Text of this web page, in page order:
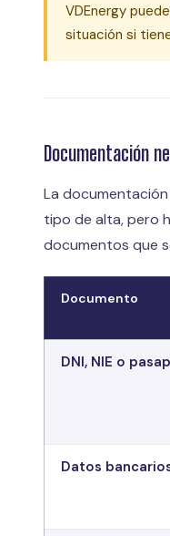
VDEnergy
situación si
Documentación
La
tipo de alta, pero
documentos que
Documento
DNI, NIE o
Datos